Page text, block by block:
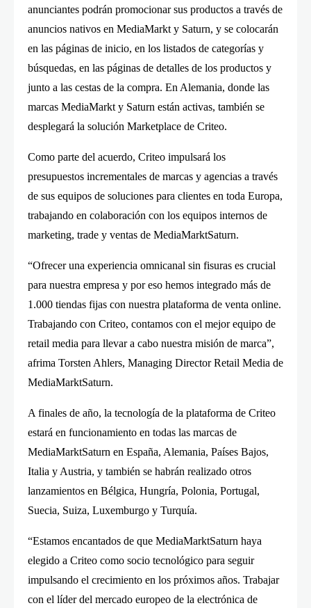
anunciantes podrán promocionar sus productos a través de
anuncios nativos en MediaMarkt y Saturn, y se colocarán
en las páginas de inicio, en los listados de categorías y
búsquedas, en las páginas de detalles de los productos y
junto a las cestas de la compra. En Alemania, donde las
marcas MediaMarkt y Saturn están activas, también se
desplegará la solución Marketplace de Criteo.
Como parte del acuerdo, Criteo impulsará los
presupuestos incrementales de marcas y agencias a través
de sus equipos de soluciones para clientes en toda Europa,
trabajando en colaboración con los equipos internos de
marketing, trade y ventas de MediaMarktSaturn.
“Ofrecer una experiencia omnicanal sin fisuras es crucial
para nuestra empresa y por eso hemos integrado más de
1.000 tiendas fijas con nuestra plataforma de venta online.
Trabajando con Criteo, contamos con el mejor equipo de
retail media para llevar a cabo nuestra misión de marca”,
afrima Torsten Ahlers, Managing Director Retail Media de
MediaMarktSaturn.
A finales de año, la tecnología de la plataforma de Criteo
estará en funcionamiento en todas las marcas de
MediaMarktSaturn en España, Alemania, Países Bajos,
Italia y Austria, y también se habrán realizado otros
lanzamientos en Bélgica, Hungría, Polonia, Portugal,
Suecia, Suiza, Luxemburgo y Turquía.
“Estamos encantados de que MediaMarktSaturn haya
elegido a Criteo como socio tecnológico para seguir
impulsando el crecimiento en los próximos años. Trabajar
con el líder del mercado europeo de la electrónica de